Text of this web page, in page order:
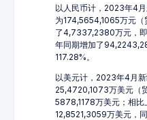
以人民币计，2023年4
为174,5654,1065万元（
了4,7337,2380万元，
年同期增加了
117.28%。
以美元计，2023年4月
25,4720,1073万美元（
5878,1178万美元；相比
12,8521,3059万美元，